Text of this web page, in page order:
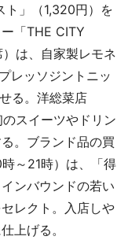
ト」（1,320円）を
「THE CITY
は、自家製レモネ
レッソジントニッ
る。洋総菜店
スイーツやドリン
。ブランド品の買
～21時）は、「得
ンバウンドの若い
レクト。入店しや
上げる。